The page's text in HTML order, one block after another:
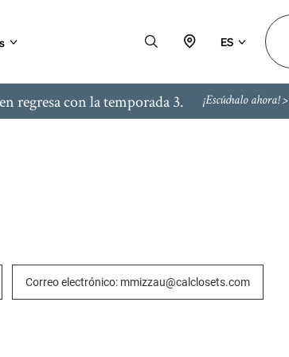
ES
regresa con la temporada 3. ¡Escúchalo ahora! >
Correo electrónico: mmizzau@calclosets.com